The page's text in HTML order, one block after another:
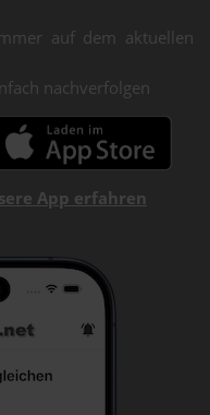
auf dem aktuellen
nachverfolgen
App erfahren